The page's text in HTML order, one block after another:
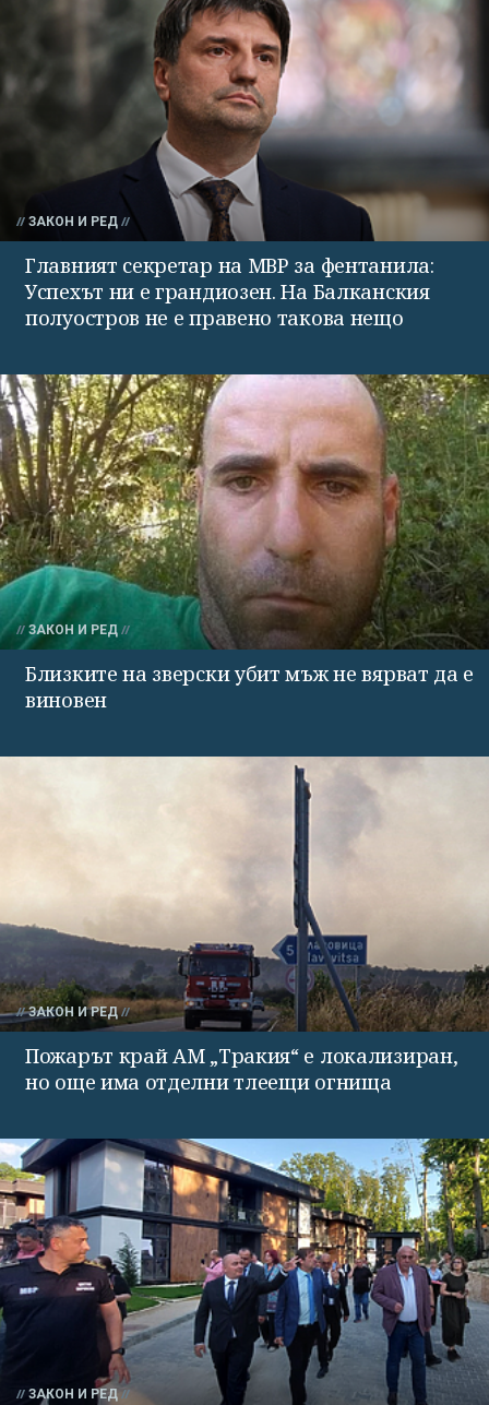
ЗАКОН И РЕД
Главният секретар на МВР за фентанила:
Успехът ни е грандиозен. На Балканския
полуостров не е правено такова нещо
ЗАКОН И РЕД
Близките на зверски убит мъж не вярват да е
виновен
ЗАКОН И РЕД
Пожарът край АМ „Тракия“ е локализиран,
но още има отделни тлеещи огнища
ЗАКОН И РЕД